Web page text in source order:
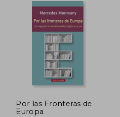
5%
dcto.
Por las Fronteras de
Europa